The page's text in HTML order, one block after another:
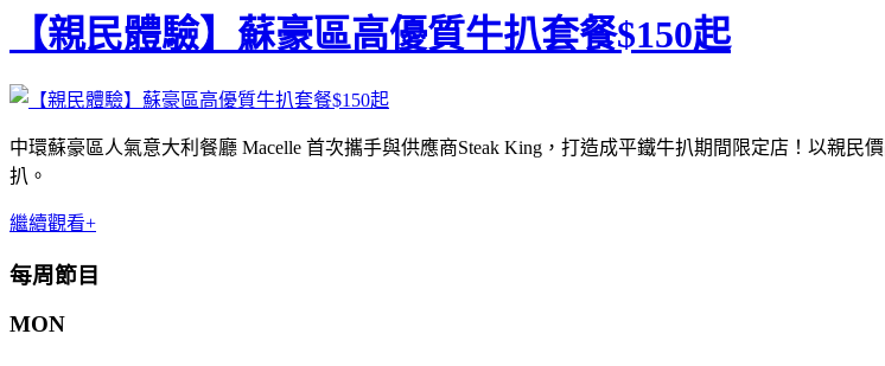
【親民體驗】蘇豪區高優質牛扒套餐$150起
中環蘇豪區人氣意大利餐廳 Macelle 首次攜手與供應商Steak King，打造成平鐵牛扒期間限定店！以親
扒。
繼續觀看+
每周節目
MON